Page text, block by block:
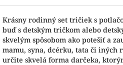
Krásny rodinný set tričiek s
buď s detským tričkom alebo
skvelým spôsobom ako potešiť a
mamu, syna, dcérku, tata či iných
určite skvelá forma darčeka,